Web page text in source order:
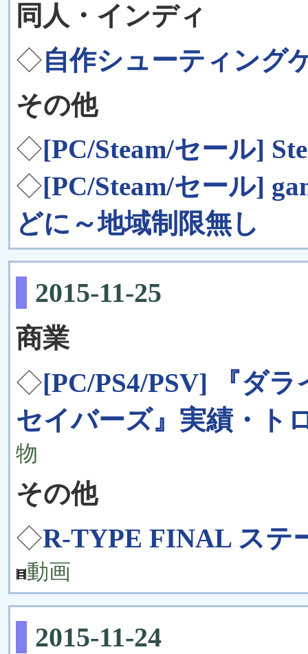
同人・インディ
◇自作シューティング
その他
◇[PC/Steam/セール]
◇[PC/Steam/セール]
どに～地域制限無し
2015-11-25
商業
◇[PC/PS4/PSV] 『ダ
セイバーズ』実績・ト
物
その他
◇R-TYPE FINAL ステ
動画
2015-11-24